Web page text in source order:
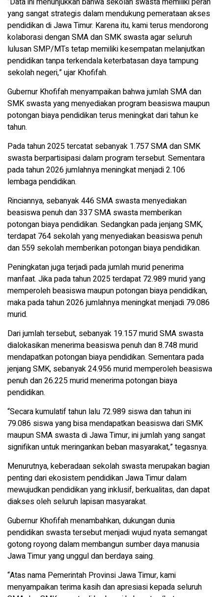
yang sangat strategis dalam mendukung pemerataan akses
pendidikan di Jawa Timur. Karena itu, kami terus mendorong
kolaborasi dengan SMA dan SMK swasta agar seluruh
lulusan SMP/MTs tetap memiliki kesempatan melanjutkan
pendidikan tanpa terkendala keterbatasan daya tampung
sekolah negeri,” ujar Khofifah.
Gubernur Khofifah menyampaikan bahwa jumlah SMA dan
SMK swasta yang menyediakan program beasiswa maupun
potongan biaya pendidikan terus meningkat dari tahun ke
tahun.
Pada tahun 2025 tercatat sebanyak 1.757 SMA dan SMK
swasta berpartisipasi dalam program tersebut. Sementara
pada tahun 2026 jumlahnya meningkat menjadi 2.106
lembaga pendidikan.
Rinciannya, sebanyak 446 SMA swasta menyediakan
beasiswa penuh dan 337 SMA swasta memberikan
potongan biaya pendidikan. Sedangkan pada jenjang SMK,
terdapat 764 sekolah yang menyediakan beasiswa penuh
dan 559 sekolah memberikan potongan biaya pendidikan.
Peningkatan juga terjadi pada jumlah murid penerima
manfaat. Jika pada tahun 2025 terdapat 72.989 murid yang
memperoleh beasiswa maupun potongan biaya pendidikan,
maka pada tahun 2026 jumlahnya meningkat menjadi 79.086
murid.
Dari jumlah tersebut, sebanyak 19.157 murid SMA swasta
dialokasikan menerima beasiswa penuh dan 8.748 murid
mendapatkan potongan biaya pendidikan. Sementara pada
jenjang SMK, sebanyak 24.956 murid memperoleh beasiswa
penuh dan 26.225 murid menerima potongan biaya
pendidikan.
“Secara kumulatif tahun lalu 72.989 siswa dan tahun ini
79.086 siswa yang bisa mendapatkan beasiswa dari SMK
maupun SMA swasta di Jawa Timur, ini jumlah yang sangat
signifikan untuk meringankan beban masyarakat,” tegasnya.
Menurutnya, keberadaan sekolah swasta merupakan bagian
penting dari ekosistem pendidikan Jawa Timur dalam
mewujudkan pendidikan yang inklusif, berkualitas, dan dapat
diakses oleh seluruh lapisan masyarakat.
Gubernur Khofifah menambahkan, dukungan dunia
pendidikan swasta tersebut menjadi wujud nyata semangat
gotong royong dalam membangun sumber daya manusia
Jawa Timur yang unggul dan berdaya saing.
“Atas nama Pemerintah Provinsi Jawa Timur, kami
menyampaikan terima kasih dan apresiasi kepada seluruh